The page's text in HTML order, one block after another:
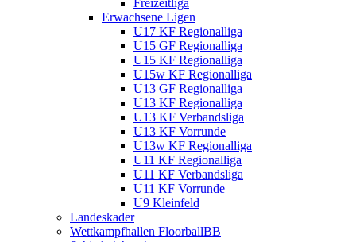
Freizeitliga
Erwachsene Ligen
U17 KF Regionalliga
U15 GF Regionalliga
U15 KF Regionalliga
U15w KF Regionalliga
U13 GF Regionalliga
U13 KF Regionalliga
U13 KF Verbandsliga
U13 KF Vorrunde
U13w KF Regionalliga
U11 KF Regionalliga
U11 KF Verbandsliga
U11 KF Vorrunde
U9 Kleinfeld
Landeskader
Wettkampfhallen FloorballBB